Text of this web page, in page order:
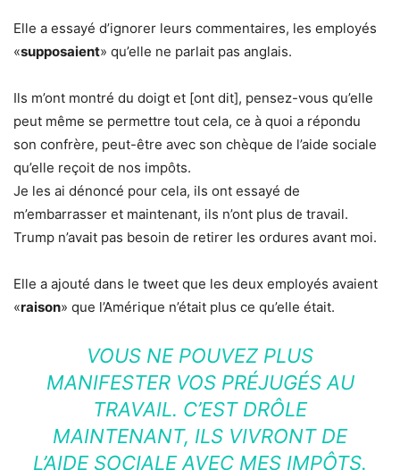
Elle a essayé d’ignorer leurs commentaires, les employés
«supposaient» qu’elle ne parlait pas anglais.
Ils m’ont montré du doigt et [ont dit], pensez-vous qu’elle
peut même se permettre tout cela, ce à quoi a répondu
son confrère, peut-être avec son chèque de l’aide sociale
qu’elle reçoit de nos impôts.
Je les ai dénoncé pour cela, ils ont essayé de
m’embarrasser et maintenant, ils n’ont plus de travail.
Trump n’avait pas besoin de retirer les ordures avant moi.
Elle a ajouté dans le tweet que les deux employés avaient
«raison» que l’Amérique n’était plus ce qu’elle était.
VOUS NE POUVEZ PLUS
MANIFESTER VOS PRÉJUGÉS AU
TRAVAIL. C’EST DRÔLE
MAINTENANT, ILS VIVRONT DE
L’AIDE SOCIALE AVEC MES IMPÔTS.